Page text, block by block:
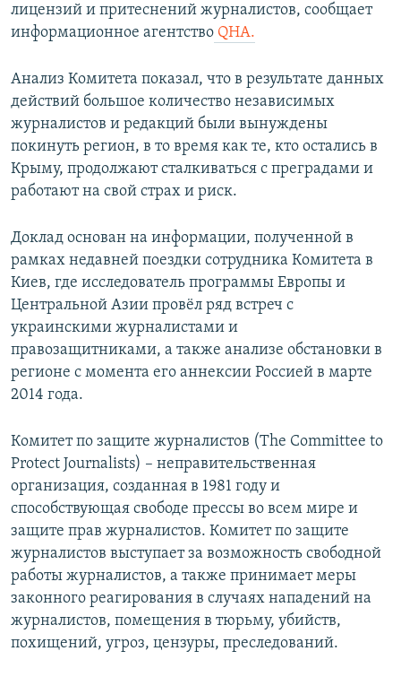
КРЫМ.НЕПОКОРЕННЫЙ
УКРАИНСКАЯ ПРОБЛЕМА КРЫМА
лицензий и притеснений журналистов, сообщает
информационное агентство QHA.
Анализ Комитета показал, что в результате данных
действий большое количество независимых
журналистов и редакций были вынуждены
покинуть регион, в то время как те, кто остались в
Крыму, продолжают сталкиваться с преградами и
работают на свой страх и риск.
Доклад основан на информации, полученной в
рамках недавней поездки сотрудника Комитета в
Киев, где исследователь программы Европы и
Центральной Азии провёл ряд встреч с
украинскими журналистами и
правозащитниками, а также анализе обстановки в
регионе с момента его аннексии Россией в марте
2014 года.
Комитет по защите журналистов (The Committee to
Protect Journalists) – неправительственная
организация, созданная в 1981 году и
способствующая свободе прессы во всем мире и
защите прав журналистов. Комитет по защите
журналистов выступает за возможность свободной
работы журналистов, а также принимает меры
законного реагирования в случаях нападений на
журналистов, помещения в тюрьму, убийств,
похищений, угроз, цензуры, преследований.